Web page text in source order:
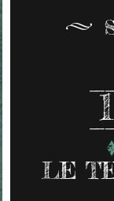
LE